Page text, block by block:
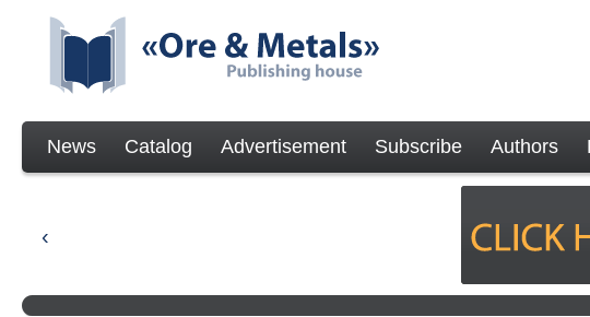
News Catalog Advertisement Subscribe Authors